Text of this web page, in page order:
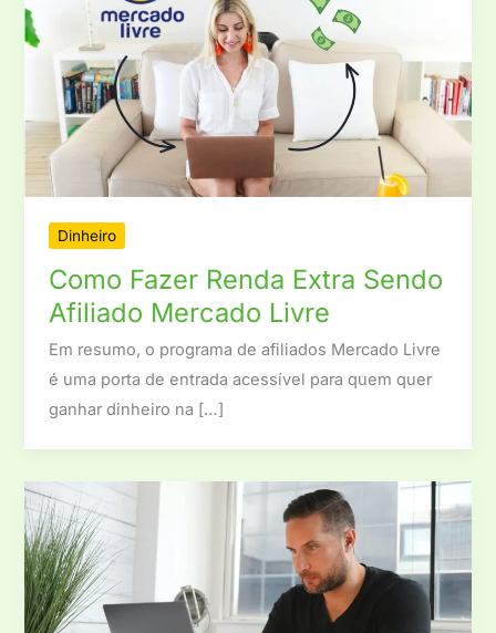
Dinheiro
Como Fazer Renda Extra Sendo
Afiliado Mercado Livre
Em resumo, o programa de afiliados Mercado Livre
é uma porta de entrada acessível para quem quer
ganhar dinheiro na […]